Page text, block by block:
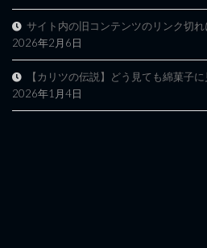
サイト内の旧コンテンツのリンク切れ
2026年2月6日
【カリツの伝説】どう見ても綿菓子
2026年1月4日